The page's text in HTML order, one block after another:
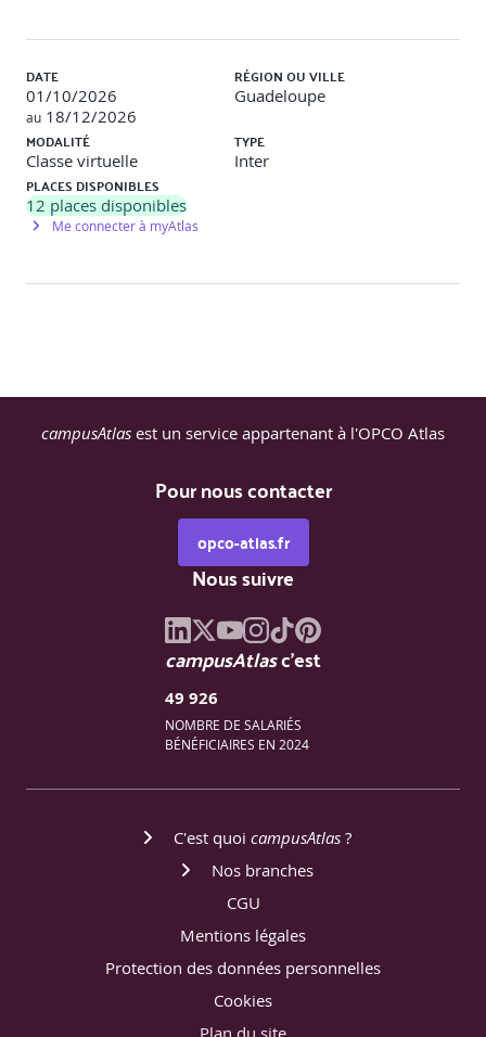
Obligations de notification
Cas British Airways
Diagnostic réglementaire simplifié
Demi-journée 5 - Gestion des risques
Actifs critiques
EBIOS RM
Cas hôpital de Villefranche
Priorisation des contre-mesures
Demi-journée 6 - Gestion des incidents
Cycle de vie d’un incident
DATE
01/10/2026
au 18/12/2026
RÉGION OU VILLE
Guadeloupe
MODALITÉ
Classe virtuelle
TYPE
Inter
PLACES DISPONIBLES
12 places disponibles
Me connecter à myAtlas
campusAtlas est un service appartenant à l'OPCO Atlas
Pour nous contacter
opco-atlas.fr
Nous suivre
campusAtlasc'est
49 926
NOMBRE DE SALARIÉS
BÉNÉFICIAIRES EN 2024
C'est quoi campusAtlas ?
Nos branches
CGU
Mentions légales
Protection des données personnelles
Cookies